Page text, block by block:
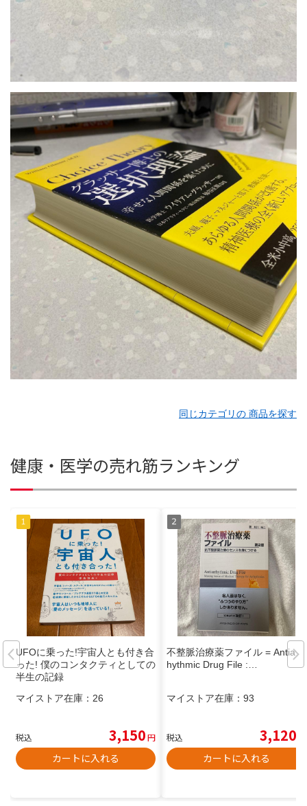
同じカテゴリの 商品を探す
健康・医学の売れ筋ランキング
UFOに乗った!宇宙人とも付き合
った! 僕のコンタクティとしての
半生の記録
マイストア在庫： 26
税込 3,150円
カートに入れる
不整脈治療薬ファイル = Antiarr
hythmic Drug File :…
マイストア在庫： 93
税込 3,120
カートに入れる